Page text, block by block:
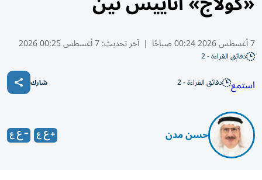
7 أغسطس 2026 00:24 صباحًا | آخر تحديث:7 أغسطس 00:25 2026
دقائق القراءة - 2
استمع دقائق القراءة - 2 شارك
حسن مدن